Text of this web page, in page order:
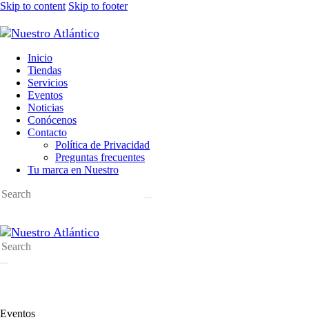
Skip to content Skip to footer
Inicio
Tiendas
Servicios
Eventos
Noticias
Conócenos
Contacto
Política de Privacidad
Preguntas frecuentes
Tu marca en Nuestro
Eventos